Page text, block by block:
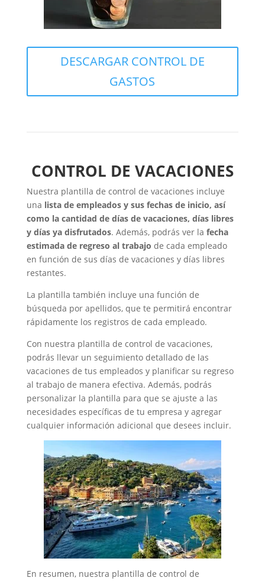
DESCARGAR CONTROL DE
GASTOS
CONTROL DE VACACIONES
Nuestra plantilla de control de vacaciones incluye
una lista de empleados y sus fechas de inicio, así
como la cantidad de días de vacaciones, días libres
y días ya disfrutados. Además, podrás ver la fecha
estimada de regreso al trabajo de cada empleado
en función de sus días de vacaciones y días libres
restantes.
La plantilla también incluye una función de
búsqueda por apellidos, que te permitirá encontrar
rápidamente los registros de cada empleado.
Con nuestra plantilla de control de vacaciones,
podrás llevar un seguimiento detallado de las
vacaciones de tus empleados y planificar su regreso
al trabajo de manera efectiva. Además, podrás
personalizar la plantilla para que se ajuste a las
necesidades específicas de tu empresa y agregar
cualquier información adicional que desees incluir.
En resumen, nuestra plantilla de control de